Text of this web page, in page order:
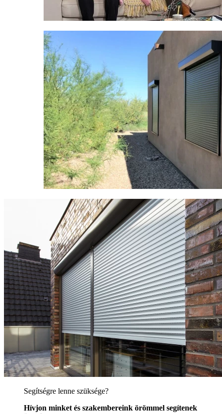
Segítségre lenne szüksége?
Hívjon minket és szakembereink örömmel segítenek